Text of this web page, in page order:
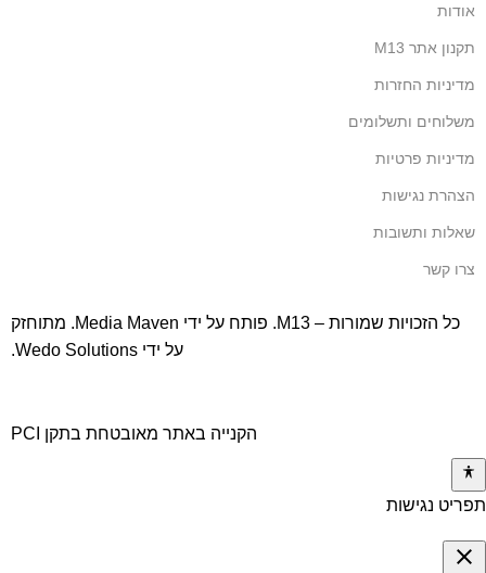
אודות
תקנון אתר M13
מדיניות החזרות
משלוחים ותשלומים
מדיניות פרטיות
הצהרת נגישות
שאלות ותשובות
צרו קשר
כל הזכויות שמורות – M13. פותח על ידי Media Maven. מתוחזק
על ידי Wedo Solutions
.
הקנייה באתר מאובטחת בתקן PCI
תפריט נגישות
close